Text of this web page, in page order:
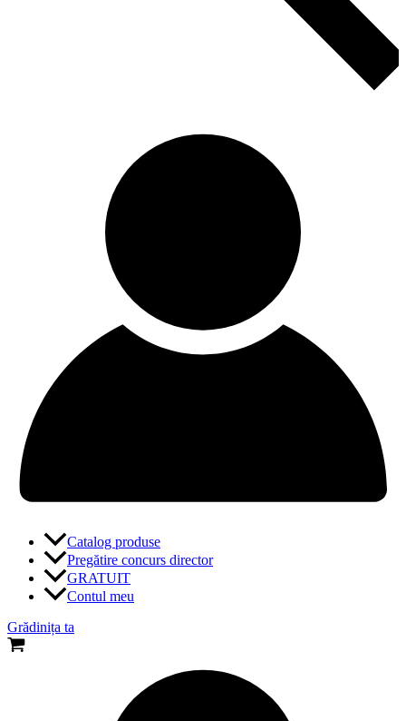
Catalog produse
Pregătire concurs director
GRATUIT
Contul meu
Grădinița ta